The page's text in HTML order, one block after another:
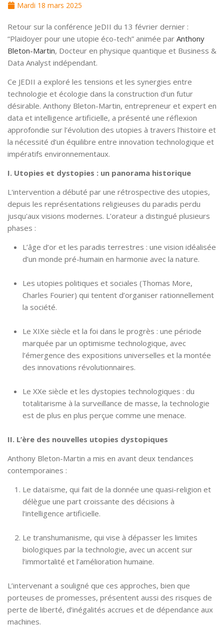
Mardi 18 mars 2025
Retour sur la conférence JeDII du 13 février dernier :
“Plaidoyer pour une utopie éco-tech” animée par Anthony
Bleton-Martin, Docteur en physique quantique et Business &
Data Analyst indépendant.
Ce JEDII a exploré les tensions et les synergies entre
technologie et écologie dans la construction d’un futur
désirable. Anthony Bleton-Martin, entrepreneur et expert en
data et intelligence artificielle, a présenté une réflexion
approfondie sur l’évolution des utopies à travers l’histoire et
la nécessité d’un équilibre entre innovation technologique et
impératifs environnementaux.
I. Utopies et dystopies : un panorama historique
L'intervention a débuté par une rétrospective des utopies,
depuis les représentations religieuses du paradis perdu
jusqu'aux visions modernes. L’orateur a distingué plusieurs
phases :
L’âge d’or et les paradis terrestres : une vision idéalisée
d’un monde pré-humain en harmonie avec la nature.
Les utopies politiques et sociales (Thomas More,
Charles Fourier) qui tentent d’organiser rationnellement
la société.
Le XIXe siècle et la foi dans le progrès : une période
marquée par un optimisme technologique, avec
l’émergence des expositions universelles et la montée
des innovations révolutionnaires.
Le XXe siècle et les dystopies technologiques : du
totalitarisme à la surveillance de masse, la technologie
est de plus en plus perçue comme une menace.
II. L’ère des nouvelles utopies dystopiques
Anthony Bleton-Martin a mis en avant deux tendances
contemporaines :
Le dataïsme, qui fait de la donnée une quasi-religion et
délègue une part croissante des décisions à
l’intelligence artificielle.
Le transhumanisme, qui vise à dépasser les limites
biologiques par la technologie, avec un accent sur
l’immortalité et l’amélioration humaine.
L’intervenant a souligné que ces approches, bien que
porteuses de promesses, présentent aussi des risques de
perte de liberté, d’inégalités accrues et de dépendance aux
machines.